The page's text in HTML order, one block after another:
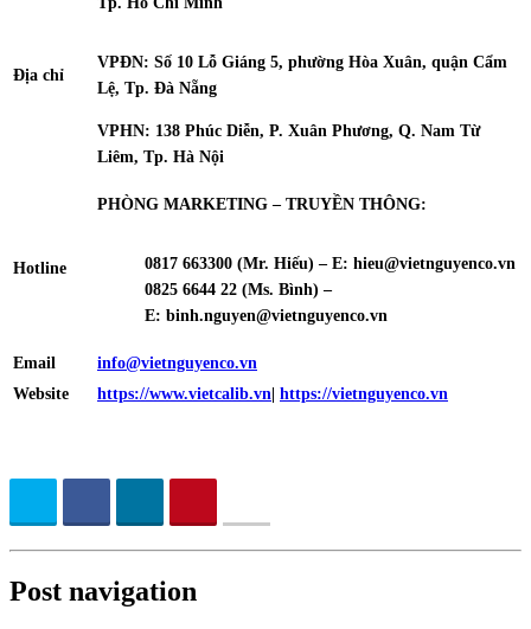
Địa chỉ
VPĐN: Số 10 Lỗ Giáng 5, phường Hòa Xuân, quận Cẩm
Lệ, Tp. Đà Nẵng
VPHN: 138 Phúc Diễn, P. Xuân Phương, Q. Nam Từ
Liêm, Tp. Hà Nội
Hotline
PHÒNG MARKETING – TRUYỀN THÔNG:
0817 663300 (Mr. Hiếu) – E: hieu@vietnguyenco.vn
0825 6644 22 (Ms. Bình) –
E: binh.nguyen@vietnguyenco.vn
Email
info@vietnguyenco.vn
Website
https://www.vietcalib.vn https://vietnguyenco.vn
Post navigation